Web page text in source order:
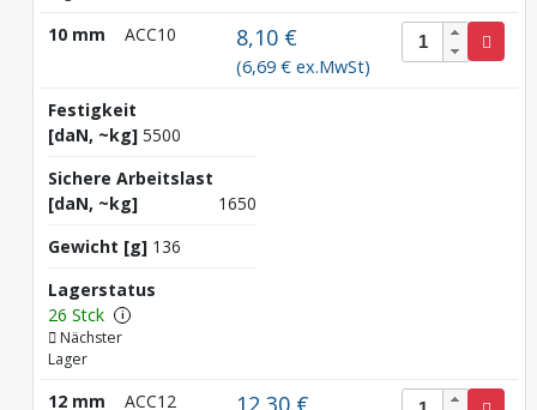
10 mm ACC10 8,10 €
(6,69 € ex.MwSt)
Festigkeit
[daN, ~kg] 5500
Sichere Arbeitslast
[daN, ~kg]
1650
Gewicht [g] 136
Lagerstatus
26 Stck
i
Nächster
Lager
12 mm ACC12 12,30 €